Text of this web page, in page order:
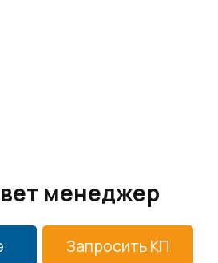
менеджер
Запросить КП